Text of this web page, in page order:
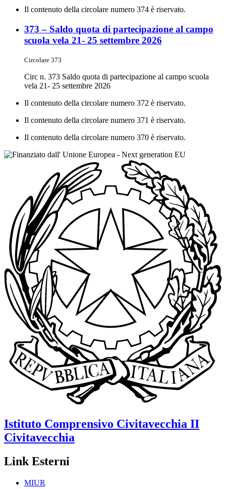
Il contenuto della circolare numero 374 è riservato.
373 – Saldo quota di partecipazione al campo
scuola vela 21- 25 settembre 2026
Circolare 373
Circ n. 373 Saldo quota di partecipazione al campo scuola
vela 21- 25 settembre 2026
Il contenuto della circolare numero 372 è riservato.
Il contenuto della circolare numero 371 è riservato.
Il contenuto della circolare numero 370 è riservato.
Istituto Comprensivo Civitavecchia II
Civitavecchia
Link Esterni
MIUR